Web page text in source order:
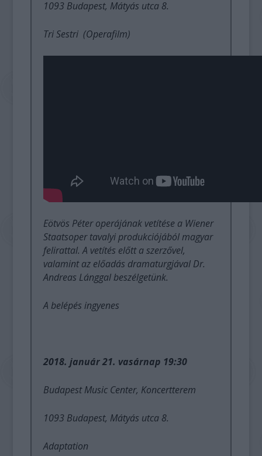
1093 Budapest, Mátyás utca 8.
Tri Sestri (Operafilm)
Eötvös Péter operájának vetítése a Wiener
Staatsoper tavalyi produkciójából magyar
felirattal. A vetítés előtt a szerzővel,
valamint az előadás dramaturgjával Dr.
Andreas Lánggal beszélgetünk.
A belépés ingyenes
2018. január 21. vasárnap 19:30
Budapest Music Center, Koncertterem
1093 Budapest, Mátyás utca 8.
Adaptation